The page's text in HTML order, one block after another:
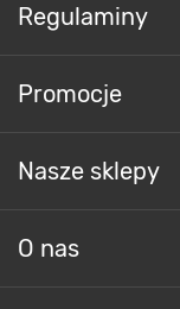
Regulaminy
Promocje
Nasze sklepy
O nas